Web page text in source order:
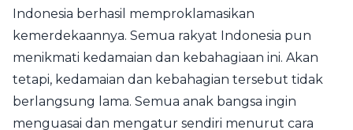
Indonesia berhasil memproklamasikan
kemerdekaannya. Semua rakyat Indonesia pun
menikmati kedamaian dan kebahagiaan ini. Akan
tetapi, kedamaian dan kebahagian tersebut tidak
berlangsung lama. Semua anak bangsa ingin
menguasai dan mengatur sendiri menurut cara